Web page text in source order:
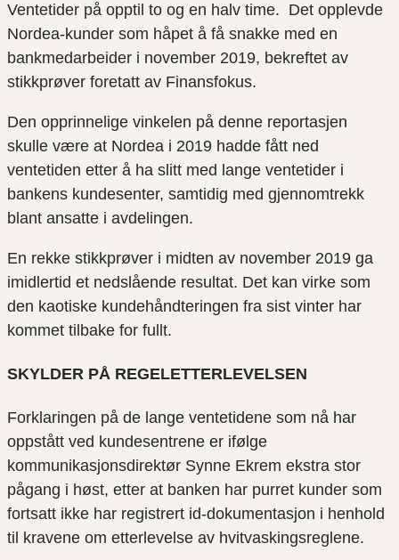
Ventetider på opptil to og en halv time. Det opplevde
Nordea-kunder som håpet å få snakke med en
bankmedarbeider i november 2019, bekreftet av
stikkprøver foretatt av Finansfokus.
Den opprinnelige vinkelen på denne reportasjen
skulle være at Nordea i 2019 hadde fått ned
ventetiden etter å ha slitt med lange ventetider i
bankens kundesenter, samtidig med gjennomtrekk
blant ansatte i avdelingen.
En rekke stikkprøver i midten av november 2019 ga
imidlertid et nedslående resultat. Det kan virke som
den kaotiske kundehåndteringen fra sist vinter har
kommet tilbake for fullt.
SKYLDER PÅ REGELETTERLEVELSEN
Forklaringen på de lange ventetidene som nå har
oppstått ved kundesentrene er ifølge
kommunikasjonsdirektør Synne Ekrem ekstra stor
pågang i høst, etter at banken har purret kunder som
fortsatt ikke har registrert id-dokumentasjon i henhold
til kravene om etterlevelse av hvitvaskingsreglene.